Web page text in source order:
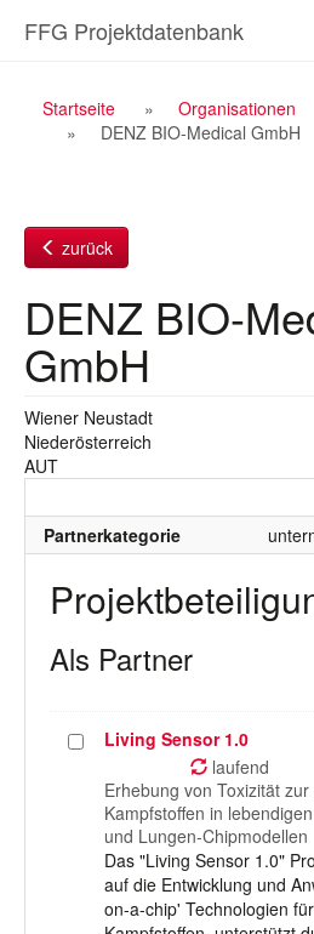
InhaltFFG Projektdatenbank
Breadcrumb
Navigation
Startseite
Organisationen
DENZ BIO-Medical GmbH
zurück
DENZ BIO-
GmbH
Wiener Neustadt
Niederösterreich
AUT
Partnerkategorie
Als Partner
ProjektLiving Sensor 1.0
laufend
Erhebung von Toxizität
Kampfstoffen in
und Lungen-Chipmodellen
Das "Living Sensor 1.0"
auf die Entwicklung und
on-a-chip' Technologien